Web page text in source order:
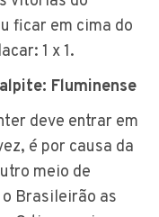
ficar em cima do
1 x 1.
Fluminense
deve entrar em
é por causa da
meio de
Brasileirão as